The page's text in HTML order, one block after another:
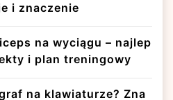
i znaczenie
na wyciągu – najlep
i plan treningowy
na klawiaturze? Zna